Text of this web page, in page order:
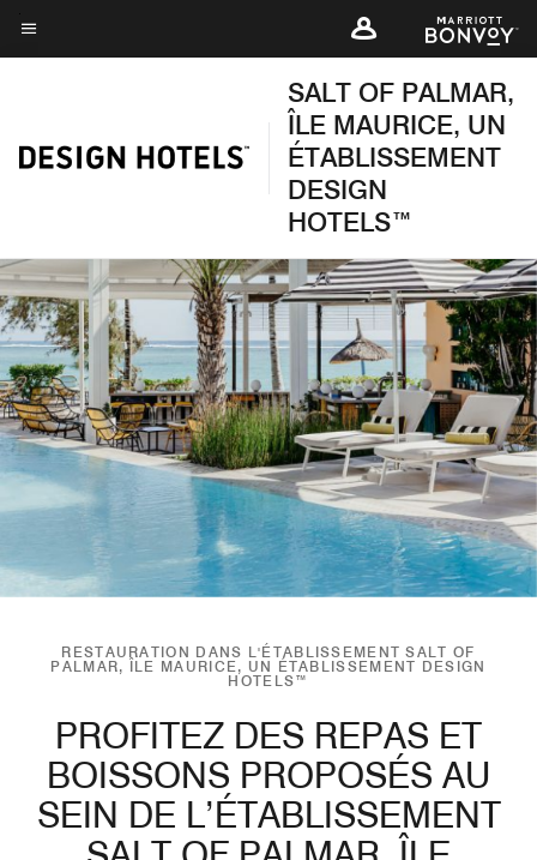
Skip
toTexte du menu
SALT OF PALMAR,
ÎLE MAURICE, UN
ÉTABLISSEMENT
DESIGN
HOTELS™
RESTAURATION DANS L'ÉTABLISSEMENT SALT OF
PALMAR, ÎLE MAURICE, UN ÉTABLISSEMENT DESIGN
HOTELS™
PROFITEZ DES REPAS ET
BOISSONS PROPOSÉS AU
SEIN DE L’ÉTABLISSEMENT